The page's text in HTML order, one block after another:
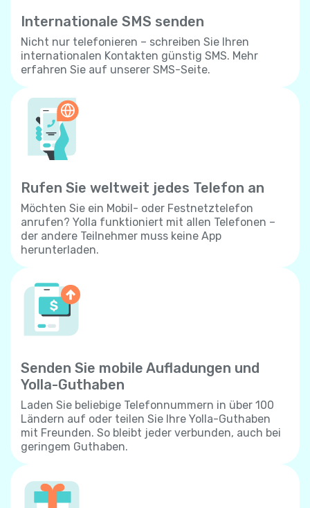
Internationale SMS senden
Nicht nur telefonieren – schreiben Sie Ihren
internationalen Kontakten günstig SMS. Mehr
erfahren Sie auf unserer SMS-Seite.
Rufen Sie weltweit jedes Telefon an
Möchten Sie ein Mobil- oder Festnetztelefon
anrufen? Yolla funktioniert mit allen Telefonen –
der andere Teilnehmer muss keine App
herunterladen.
Senden Sie mobile Aufladungen und
Yolla-Guthaben
Laden Sie beliebige Telefonnummern in über 100
Ländern auf oder teilen Sie Ihre Yolla-Guthaben
mit Freunden. So bleibt jeder verbunden, auch bei
geringem Guthaben.